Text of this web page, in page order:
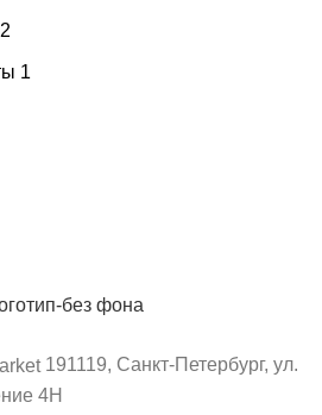
2
1
191119, Санкт-Петербург, ул.
4Н